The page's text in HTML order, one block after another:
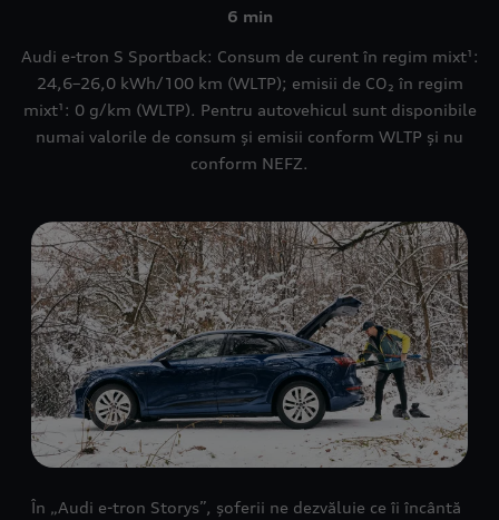
6 min
Audi e-tron S Sportback: Consum de curent în regim mixt¹:
24,6–26,0 kWh/100 km (WLTP); emisii de CO₂ în regim
mixt¹: 0 g/km (WLTP). Pentru autovehicul sunt disponibile
numai valorile de consum și emisii conform WLTP și nu
conform NEFZ.
În „Audi e-tron Storys”, șoferii ne dezvăluie ce îi încântă